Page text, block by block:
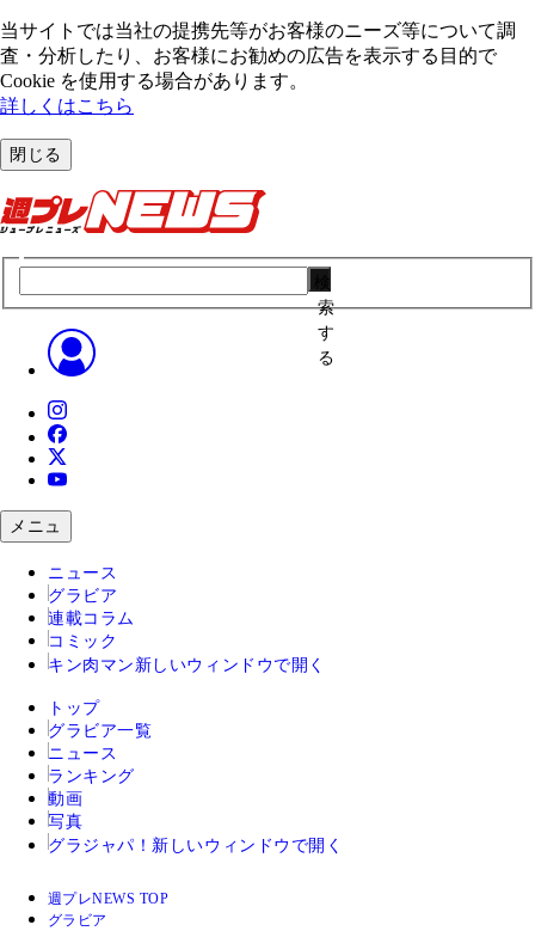
当サイトでは当社の提携先等がお客様のニーズ等について調
査・分析したり、お客様にお勧めの広告を表⽰する⽬的で
Cookie を使⽤する場合があります。
詳しくはこちら
閉じる
索
す
る
メニュ
ニュース
グラビア
連載コラム
コミック
キン肉マン 新しいウィンドウで開く
トップ
グラビア一覧
ニュース
ランキング
動画
写真
グラジャパ！ 新しいウィンドウで開く
週プレNEWS TOP
グラビア